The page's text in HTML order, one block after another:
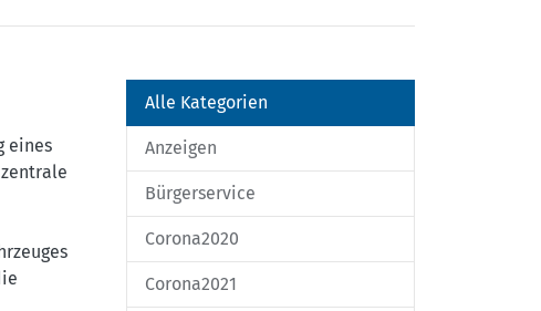
eines
Alle Kategorien
Anzeigen
Bürgerservice
Corona2020
Corona2021